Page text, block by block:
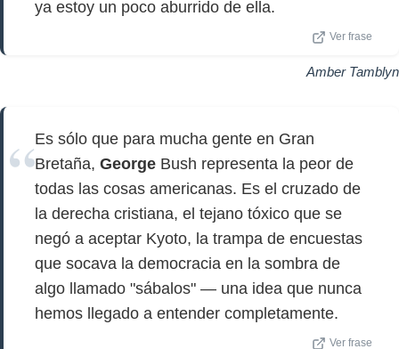
ya estoy un poco aburrido de ella.
Ver frase
Amber Tamblyn
Es sólo que para mucha gente en Gran
Bretaña, George Bush representa la peor de
todas las cosas americanas. Es el cruzado de
la derecha cristiana, el tejano tóxico que se
negó a aceptar Kyoto, la trampa de encuestas
que socava la democracia en la sombra de
algo llamado "sábalos" — una idea que nunca
hemos llegado a entender completamente.
Ver frase